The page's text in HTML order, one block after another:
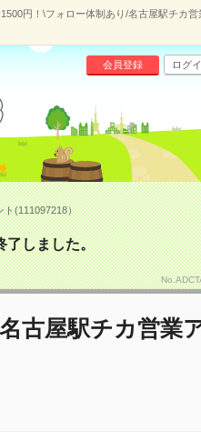
円！\フォロー体制あり/名古屋駅チカ
会員登録 ログ
ト(111097218）
了しました。
古屋駅チカ営業